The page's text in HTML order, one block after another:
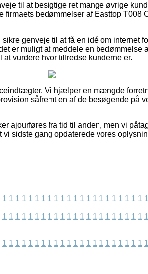
til at besigtige ret mange øvrige
firmaets bedømmelser af Easttop T008
genveje til at få en idé om internet
er muligt at meddele en bedømmelse
vurdere hvor tilfredse kunderne er.
Vi hjælper en mængde
såfremt en af de besøgende på
ajourføres fra tid til anden, men vi
sidste gang opdaterede vores
1 1 1 1 1 1 1 1 1 1 1 1 1 1 1 1 1 1 1 1 1 1 1
1 1 1 1 1 1 1 1 1 1 1 1 1 1 1 1 1 1 1 1 1 1 1
1 1 1 1 1 1 1 1 1 1 1 1 1 1 1 1 1 1 1 1 1 1 1